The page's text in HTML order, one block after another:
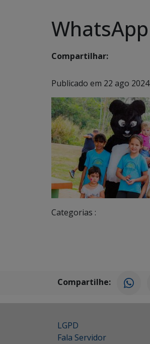
Compartilhar:
Publicado em 22 ago 2024
Categorias :
Compartilhe:
LGPD
Fala Servidor